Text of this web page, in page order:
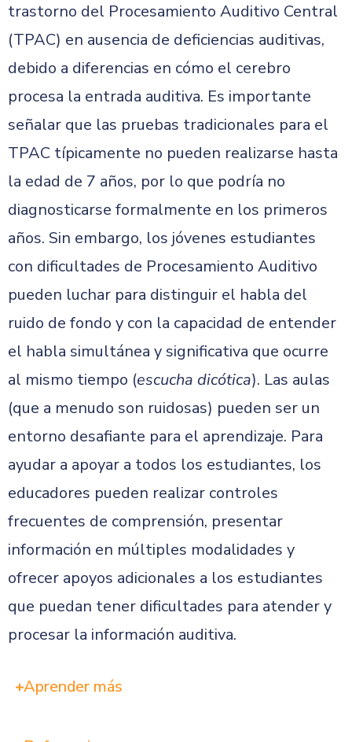
trastorno del Procesamiento Auditivo Central
(TPAC) en ausencia de deficiencias auditivas,
debido a diferencias en cómo el cerebro
procesa la entrada auditiva. Es importante
señalar que las pruebas tradicionales para el
TPAC típicamente no pueden realizarse hasta
la edad de 7 años, por lo que podría no
diagnosticarse formalmente en los primeros
años. Sin embargo, los jóvenes estudiantes
con dificultades de Procesamiento Auditivo
pueden luchar para distinguir el habla del
ruido de fondo y con la capacidad de entender
el habla simultánea y significativa que ocurre
al mismo tiempo (escucha dicótica). Las aulas
(que a menudo son ruidosas) pueden ser un
entorno desafiante para el aprendizaje. Para
ayudar a apoyar a todos los estudiantes, los
educadores pueden realizar controles
frecuentes de comprensión, presentar
información en múltiples modalidades y
ofrecer apoyos adicionales a los estudiantes
que puedan tener dificultades para atender y
procesar la información auditiva.
Aprender más